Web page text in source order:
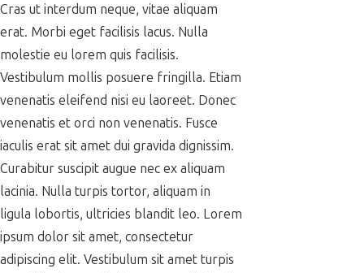
Cras ut interdum neque, vitae aliquam
erat. Morbi eget facilisis lacus. Nulla
molestie eu lorem quis facilisis.
Vestibulum mollis posuere fringilla. Etiam
venenatis eleifend nisi eu laoreet. Donec
venenatis et orci non venenatis. Fusce
iaculis erat sit amet dui gravida dignissim.
Curabitur suscipit augue nec ex aliquam
lacinia. Nulla turpis tortor, aliquam in
ligula lobortis, ultricies blandit leo. Lorem
ipsum dolor sit amet, consectetur
adipiscing elit. Vestibulum sit amet turpis